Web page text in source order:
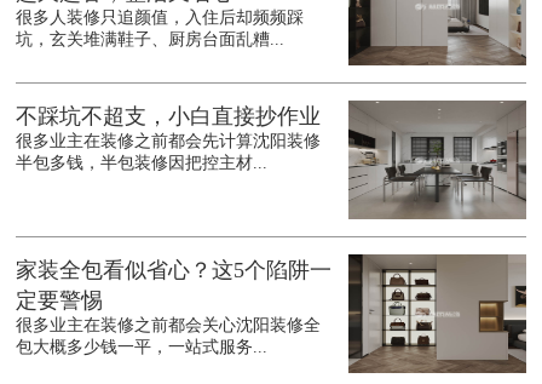
很多人装修只追颜值，入住后却频频踩
坑，玄关堆满鞋子、厨房台面乱糟...
不踩坑不超支，小白直接抄作业
很多业主在装修之前都会先计算沈阳装修
半包多钱，半包装修因把控主材...
家装全包看似省心？这5个陷阱一
定要警惕
很多业主在装修之前都会关心沈阳装修全
包大概多少钱一平，一站式服务...